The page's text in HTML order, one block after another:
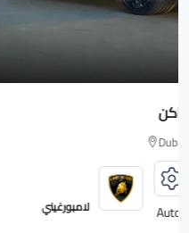
1,600
2,000
رولز رويس Wraith
Dubai - Business Bay - RBC Tower
4
2
18